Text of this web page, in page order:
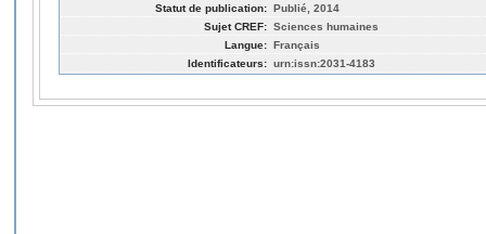
Statut de publication: Publié, 2014
Sujet CREF: Sciences humaines
Langue: Français
Identificateurs: urn:issn:2031-4183